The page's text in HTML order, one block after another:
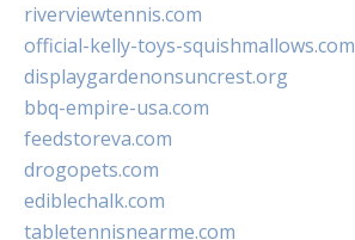
riverviewtennis.com
official-kelly-toys-squishmallows.com
displaygardenonsuncrest.org
bbq-empire-usa.com
feedstoreva.com
drogopets.com
ediblechalk.com
tabletennisnearme.com